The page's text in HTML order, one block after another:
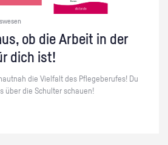
ob die Ar­beit in der
dich ist!
die Viel­falt des Pfle­ge­be­ru­fes! Du
über die Schul­ter schau­en!